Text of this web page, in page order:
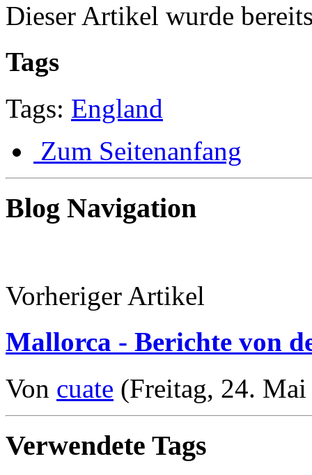
Dieser Artikel wurde
Tags
Tags: England
Zum Seitenanfang
Blog Navigation
Vorheriger Artikel
Mallorca - Berichte von
Von cuate (Freitag, 24.
Verwendete Tags